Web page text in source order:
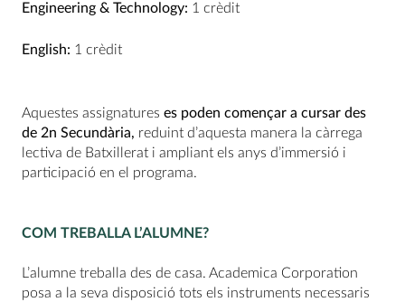
Engineering & Technology: 1 crèdit
English: 1 crèdit
Aquestes assignatures es poden començar a cursar des
de 2n Secundària, reduint d’aquesta manera la càrrega
lectiva de Batxillerat i ampliant els anys d’immersió i
participació en el programa.
COM TREBALLA L’ALUMNE?
L’alumne treballa des de casa. Academica Corporation
posa a la seva disposició tots els instruments necessaris